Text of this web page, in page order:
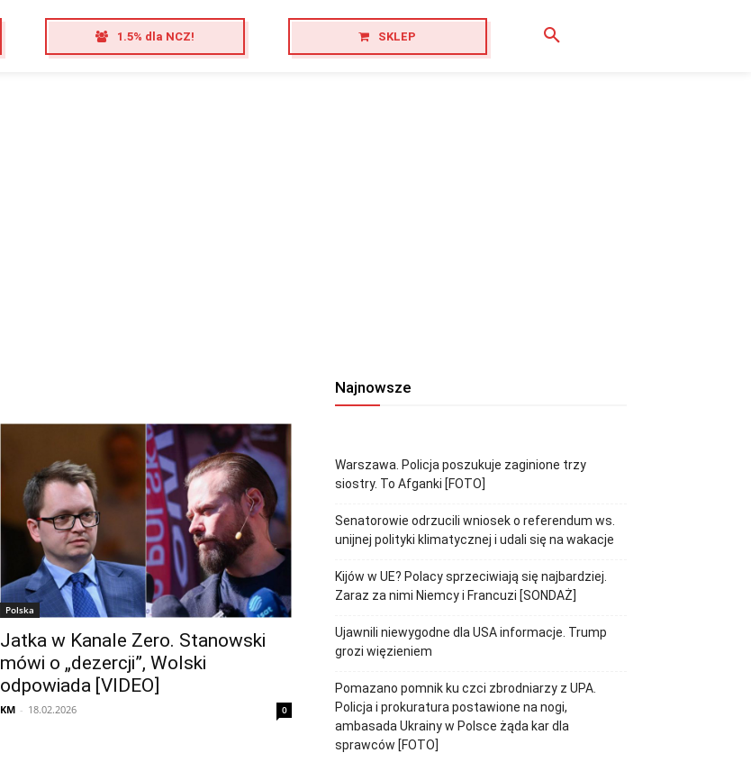
1.5% dla NCZ! SKLEP
Polska
Jatka w Kanale Zero. Stanowski
mówi o „dezercji”, Wolski
odpowiada [VIDEO]
KM - 18.02.2026 0
Najnowsze
Warszawa. Policja poszukuje zaginione trzy
siostry. To Afganki [FOTO]
Senatorowie odrzucili wniosek o referendum ws.
unijnej polityki klimatycznej i udali się na wakacje
Kijów w UE? Polacy sprzeciwiają się najbardziej.
Zaraz za nimi Niemcy i Francuzi [SONDAŻ]
Ujawnili niewygodne dla USA informacje. Trump
grozi więzieniem
Pomazano pomnik ku czci zbrodniarzy z UPA.
Policja i prokuratura postawione na nogi,
ambasada Ukrainy w Polsce żąda kar dla
sprawców [FOTO]